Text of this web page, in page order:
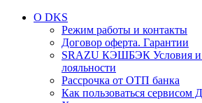
О DKS
Режим работы и контакты
Договор оферта. Гарантии
SRAZU КЭШБЭК Условия и
лояльности
Рассрочка от ОТП банка
Как пользоваться